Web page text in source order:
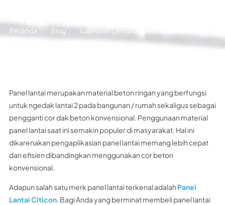
Beranda Blog Jual Panel Lantai Citicon Tapin
Panel lantai merupakan material beton ringan yang berfungsi
untuk ngedak lantai 2 pada bangunan / rumah sekaligus sebagai
pengganti cor dak beton konvensional. Penggunaan material
panel lantai saat ini semakin populer di masyarakat. Hal ini
dikarenakan pengaplikasian panel lantai memang lebih cepat
dan efisien dibandingkan menggunakan cor beton
konvensional.
Adapun salah satu merk panel lantai terkenal adalah Panel
Lantai Citicon. Bagi Anda yang berminat membeli panel lantai